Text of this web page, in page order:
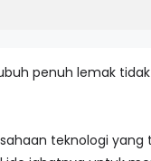
penuh lemak
teknologi